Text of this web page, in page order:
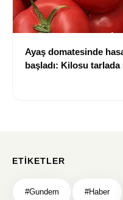
Ayaş domatesinde
başladı: Kilosu tarlada
ETIKETLER
#Gundem #Haber